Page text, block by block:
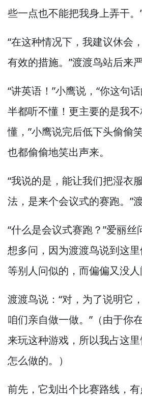
些一点也不能把我身上弄干。
“在这种情况下， 我建议休会，
有效的措施。”渡渡鸟站后来
“讲英语！”小鹰说， “你这句
半都听不懂！ 更主要的是我
懂，”小鹰说完后低下头偷偷
也都偷偷地笑出声来。
“我说的是， 能让我们把湿衣
法， 是来个会议式的赛跑。”
“什么是会议式赛跑？”爱丽丝
想多问， 因为渡渡鸟说到这里
等别人问似的， 而偏偏又没人
渡渡鸟说：“对， 为了说明它，
咱们亲自做一做。” （由于你
来玩这种游戏， 所以我占这
怎么做的。 ）
前先， 它划出个比赛路线， 有